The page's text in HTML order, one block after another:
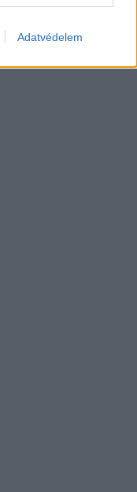
Adatvédelem